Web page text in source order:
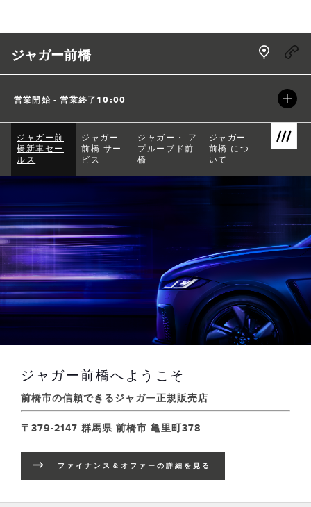
ジャガー前橋 Link
営業開始 - 営業終了10:00
ジャガー前
橋新車セー
ルス
ジャガー
前橋 サー
ビス
ジャガー・ ア
プルーブド前
橋
ジャガー
前橋 につ
いて
Return to Nav
ジャガー前橋へようこそ
前橋市の信頼できるジャガー正規販売店
〒379-2147 群馬県 前橋市 亀里町378
ファイナンス＆オファーの詳細を見る
LINK OPENS IN NEW TAB